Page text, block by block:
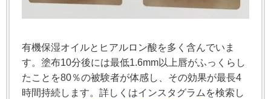
有機保湿オイルとヒアルロン酸を多く含んでいま
す。塗布10分後には最低1.6mm以上唇がふっくらし
たことを80％の被験者が体感し、その効果が最長4
時間持続します。詳しくはインスタグラムを検索し